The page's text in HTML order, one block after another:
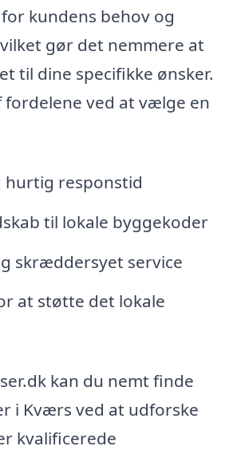
kundens behov og
gør det nemmere at
til dine specifikke ønsker.
fordelene ved at vælge en
responstid
til lokale byggekoder
skræddersyet service
at støtte det lokale
kan du nemt finde
i Kværs ved at udforske
kvalificerede